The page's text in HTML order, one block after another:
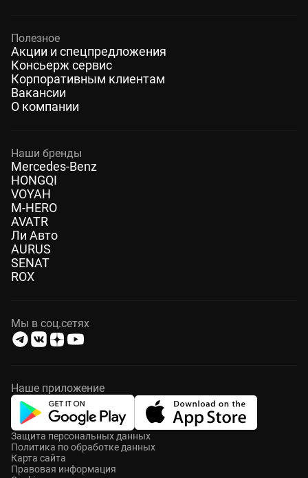
Полезное
Акции и спецпредложения
Консьерж сервис
Корпоративным клиентам
Вакансии
О компании
Наши бренды
Mercedes-Benz
HONGQI
VOYAH
M-HERO
AVATR
Ли Авто
AURUS
SENAT
ROX
Мы в соц.сетях
Наше приложение
Защита персональных данных
Политика по обработке данных
Карта сайта
Правовая информация